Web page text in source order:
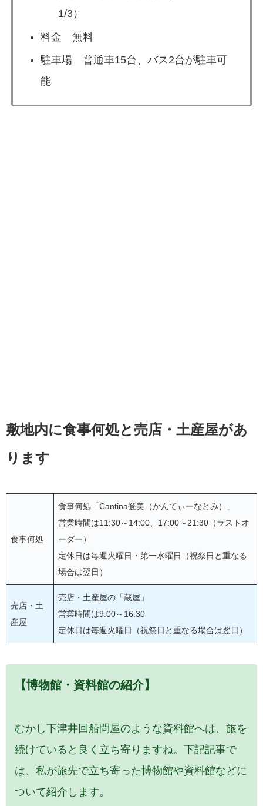
1/3）
料金 無料
駐車場 普通車15台、バス2台が駐車可
能
敷地内に食事何処と売店・土産屋があ
ります
食事何処
食事何処「Cantina登美（かんてぃーなとみ）」
営業時間は11:30～14:00、17:00～21:30（ラストオ
ーダー）
定休日は毎週火曜日・第一水曜日（祝祭日と重なる
場合は翌日）
売店・土
産屋
売店・土産屋の「蔵屋」
営業時間は9:00～16:30
定休日は毎週火曜日（祝祭日と重なる場合は翌日）
【博物館・資料館の紹介】
むかし下津井回船問屋のような資料館へは、旅を
続けていると良く立ち寄りますね。下記記事で
は、私が旅先で立ち寄った博物館や資料館などに
ついて紹介します。